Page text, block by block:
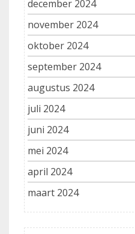
december 2024
november 2024
oktober 2024
september 2024
augustus 2024
juli 2024
juni 2024
mei 2024
april 2024
maart 2024